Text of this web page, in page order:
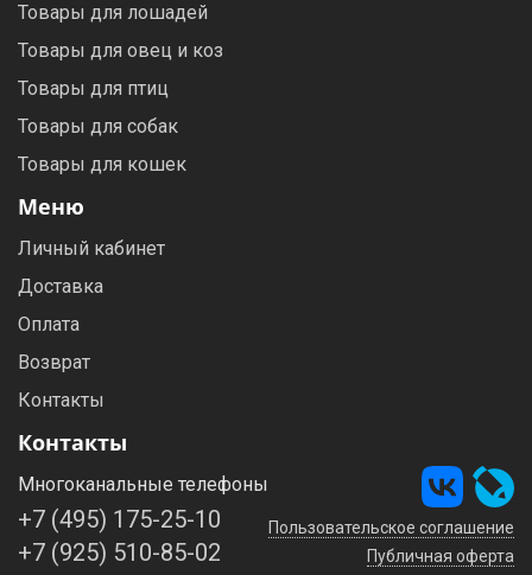
Товары для лошадей
Товары для овец и коз
Товары для птиц
Товары для собак
Товары для кошек
Меню
Личный кабинет
Доставка
Оплата
Возврат
Контакты
Контакты
Многоканальные телефоны
+7 (495) 175-25-10
+7 (925) 510-85-02
Пользовательское соглашение
Публичная оферта